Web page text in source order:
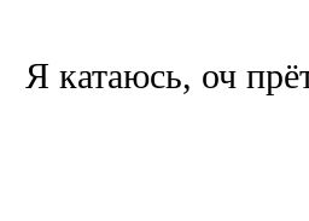
Я катаюсь, оч